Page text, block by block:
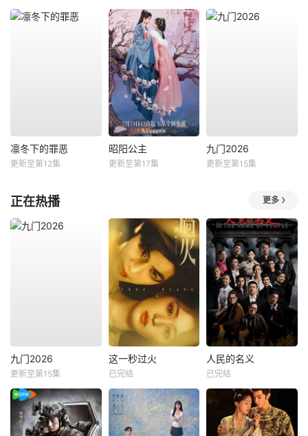
凛冬下的罪恶
更新至第12集
昭阳公主
更新至第17集
九门2026
更新至第15集
正在热播 更多
九门2026
更新至第15集
这一秒过火
已完结
人民的名义
已完结